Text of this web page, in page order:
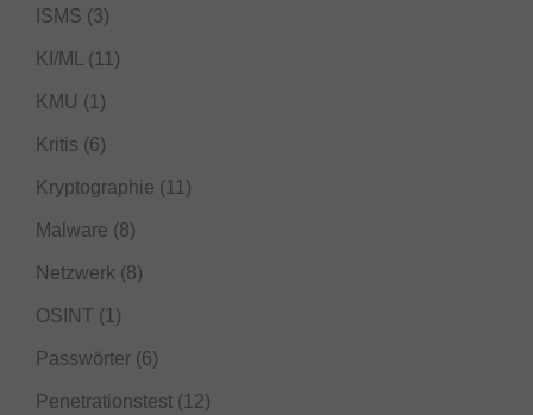
ISMS (3)
KI/ML (11)
KMU (1)
Kritis (6)
Kryptographie (11)
Malware (8)
Netzwerk (8)
OSINT (1)
Passwörter (6)
Penetrationstest (12)